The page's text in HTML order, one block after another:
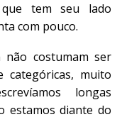
tem seu lado
com pouco.
não costumam ser
categóricas, muito
longas
estamos diante do